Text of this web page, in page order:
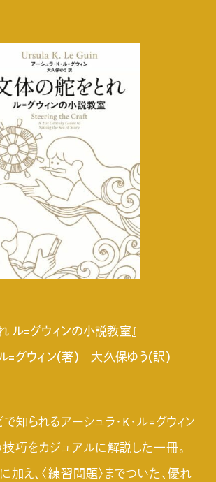
ル=グウィンの小説教室』
ル=グウィン(著) 大久保ゆう(訳)
で知られるアーシュラ・K・ル=グウィン
巧をカジュアルに解説した一冊。
に加え、〈練習問題〉までついた、優れ